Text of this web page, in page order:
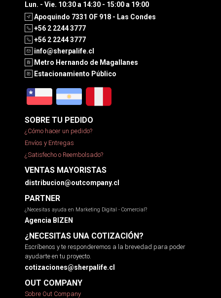
Lun. - Vie. 10:30 a 14:30 - 15:00 a 19:00
Apoquindo 7331 OF 918 - Las Condes
+56 2 2244 3777
+56 2 2244 3777
info@sherpalife.cl
Metro Hernando de Magallanes
Estacionamiento Público
SOBRE TU PEDIDO
¿Cómo hacer un pedido?
Envíos y Entregas
¿Satisfecho o Reembolsado?
VENTAS MAYORISTAS
distribucion@outcompany.cl
PARTNER
¿Necesitas ayuda en Marketing Digital - Comercial?
Agencia BIZEN
¿NECESITAS UNA COTIZACIÓN?
Escríbenos y te responderemos a la brevedad para poder
ayudarte en tu proyecto.
cotizaciones@sherpalife.cl
OUT COMPANY
Sobre Out Company